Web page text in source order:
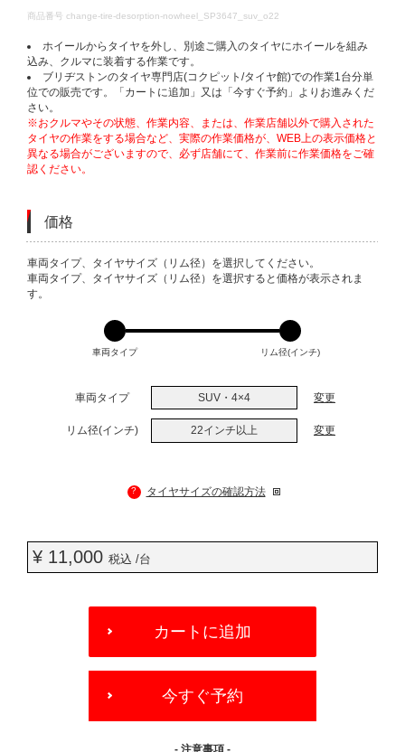
DETAILS
商品番号 change-tire-desorption-nowheel_SP3647_suv_o22
ホイールからタイヤを外し、別途ご購入のタイヤにホイールを組み
込み、クルマに装着する作業です。
ブリヂストンのタイヤ専門店(コクピット/タイヤ館)での作業1台分単
位での販売です。「カートに追加」又は「今すぐ予約」よりお進みくだ
さい。
※おクルマやその状態、作業内容、または、作業店舗以外で購入された
タイヤの作業をする場合など、実際の作業価格が、WEB上の表示価格と
異なる場合がございますので、必ず店舗にて、作業前に作業価格をご確
認ください。
価格
VARIATIONS
車両タイプ、タイヤサイズ（リム径）を選択してください。
車両タイプ、タイヤサイズ（リム径）を選択すると価格が表示されま
す。
車両タイプ リム径(インチ)
車両タイプ SUV・4×4 変更
リム径(インチ) 22インチ以上 変更
? タイヤサイズの確認方法
¥ 11,000 税込 /台
OPTIONS
カートに追加
今すぐ予約
- 注意事項 -